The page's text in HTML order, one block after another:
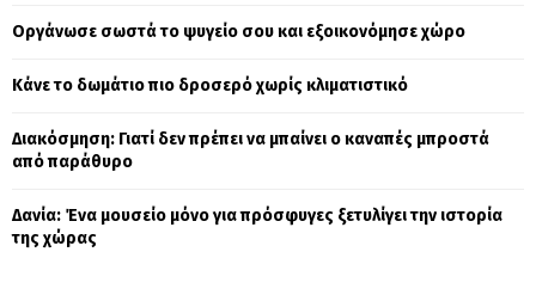
:Οργάνωσε σωστά το ψυγείο σου και εξοικονόμησε χώρο
Κάνε το δωμάτιο πιο δροσερό χωρίς κλιματιστικό
Διακόσμηση: Γιατί δεν πρέπει να μπαίνει ο καναπές μπροστά
από παράθυρο
Δανία: Ένα μουσείο μόνο για πρόσφυγες ξετυλίγει την ιστορία
της χώρας